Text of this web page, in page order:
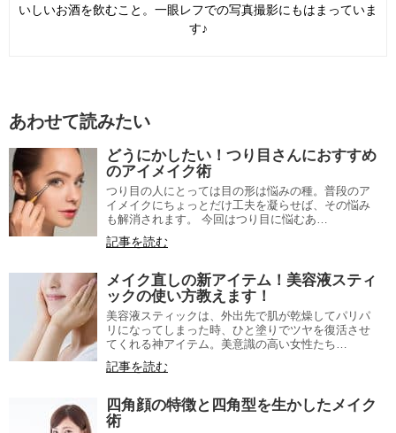
いしいお酒を飲むこと。一眼レフでの写真撮影にもはまっていま
す♪
あわせて読みたい
どうにかしたい！つり目さんにおすすめ
のアイメイク術
つり目の人にとっては目の形は悩みの種。普段のア
イメイクにちょっとだけ工夫を凝らせば、その悩み
も解消されます。 今回はつり目に悩むあ…
記事を読む
メイク直しの新アイテム！美容液スティ
ックの使い方教えます！
美容液スティックは、外出先で肌が乾燥してパリパ
リになってしまった時、ひと塗りでツヤを復活させ
てくれる神アイテム。美意識の高い女性たち…
記事を読む
四角顔の特徴と四角型を生かしたメイク
術